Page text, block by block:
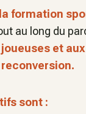
formation
au long du
et
sont :